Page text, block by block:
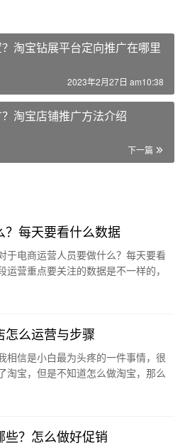
淘宝钻展平台定向推广在哪里
2023年2月27日 am10:38
淘宝店铺推广方法介绍
下一篇
？每天要看什么数据
于电商运营人员要做什么？每天要看
营重点要关注的数据是不一样的，
怎么运营与步骤
相信是小白最为头疼的一件事情，很
淘宝，但是不知道怎么做淘宝，那么
些？怎么做好促销